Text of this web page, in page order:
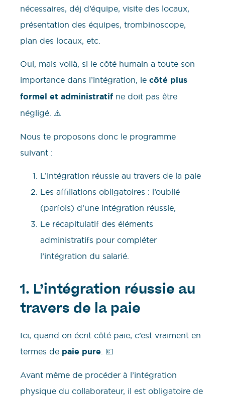
nécessaires, déj d’équipe, visite des locaux,
présentation des équipes, trombinoscope,
plan des locaux, etc.
Oui, mais voilà, si le côté humain a toute son
importance dans l’intégration, le côté plus
formel et administratif ne doit pas être
négligé. ⚠️
Nous te proposons donc le programme
suivant :
L’intégration réussie au travers de la paie
Les affiliations obligatoires : l’oublié
(parfois) d’une intégration réussie,
Le récapitulatif des éléments
administratifs pour compléter
l’intégration du salarié.
1. L’intégration réussie au
travers de la paie
Ici, quand on écrit côté paie, c’est vraiment en
termes de paie pure . 💶
Avant même de procéder à l’intégration
physique du collaborateur, il est obligatoire de